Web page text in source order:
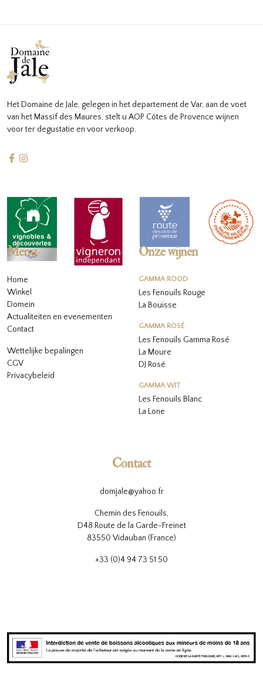
Het Domaine de Jale, gelegen in het departement de Var, aan de voet
van het Massif des Maures, stelt u AOP Côtes de Provence wijnen
voor ter degustatie en voor verkoop.
Menu
Home
Winkel
Domein
Actualiteiten en evenementen
Contact
Wettelijke bepalingen
CGV
Privacybeleid
Onze wijnen
GAMMA ROOD
Les Fenouils Rouge
La Bouïsse
GAMMA ROSÉ
Les Fenouils Gamma Rosé
La Moure
DJ Rosé
GAMMA WIT
Les Fenouils Blanc
La Lone
Contact
domjale@yahoo.fr
Chemin des Fenouils,
D48 Route de la Garde-Freinet
83550 Vidauban (France)
+33 (0)4 94 73 51 50